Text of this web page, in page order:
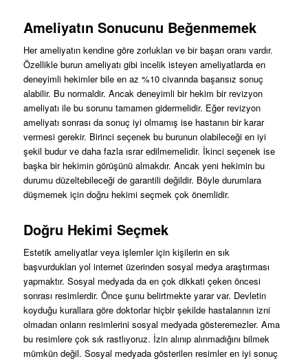
Ameliyatın Sonucunu Beğenmemek
Her ameliyatın kendine göre zorlukları ve bir başarı oranı vardır.
Özellikle burun ameliyatı gibi incelik isteyen ameliyatlarda en
deneyimli hekimler bile en az %10 civarında başarısız sonuç
alabilir. Bu normaldir. Ancak deneyimli bir hekim bir revizyon
ameliyatı ile bu sorunu tamamen gidermelidir. Eğer revizyon
ameliyatı sonrası da sonuç iyi olmamış ise hastanın bir karar
vermesi gerekir. Birinci seçenek bu burunun olabileceği en iyi
şekil budur ve daha fazla ısrar edilmemelidir. İkinci seçenek ise
başka bir hekimin görüşünü almakdır. Ancak yeni hekimin bu
durumu düzeltebileceği de garantili değildir. Böyle durumlara
düşmemek için doğru hekimi seçmek çok önemlidir.
Doğru Hekimi Seçmek
Estetik ameliyatlar veya işlemler için kişilerin en sık
başvurdukları yol internet üzerinden sosyal medya araştırması
yapmaktır. Sosyal medyada da en çok dikkati çeken öncesi
sonrası resimlerdir. Önce şunu belirtmekte yarar var. Devletin
koyduğu kurallara göre doktorlar hiçbir şekilde hastalarının izni
olmadan onların resimlerini sosyal medyada gösteremezler. Ama
bu resimlere çok sık rastlıyoruz. İzin alınıp alınmadığını bilmek
mümkün değil. Sosyal medyada gösterilen resimler en iyi sonuç